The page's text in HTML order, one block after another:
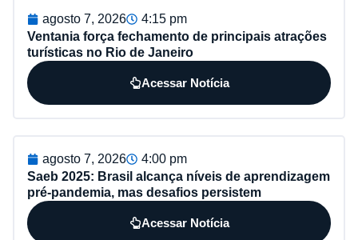
agosto 7, 2026
4:15 pm
Ventania força fechamento de principais atrações
turísticas no Rio de Janeiro
Acessar Notícia
agosto 7, 2026
4:00 pm
Saeb 2025: Brasil alcança níveis de aprendizagem
pré-pandemia, mas desafios persistem
Acessar Notícia